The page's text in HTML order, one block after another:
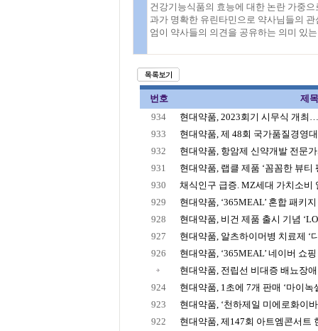
건강기능식품의 효능에 대한 논란 가중
과가 명확한 유린타민으로 약사님들의
엄이 약사들의 의견을 공유하는 의미 있
번호
제목
934
현대약품, 2023회기 시무식 개최
933
현대약품, 제 48회 국가품질경영
932
현대약품, 항암제 신약개발 전문
931
현대약품, 랩클 제품 ‘꼼꼼한 뷰티
930
채식인구 급증. MZ세대 가치소비
929
현대약품, ‘365MEAL’ 혼합 패키
928
현대약품, 비건 제품 출시 기념
927
현대약품, 알츠하이머병 치료제 ‘
926
현대약품, ‘365MEAL’ 네이버 쇼
현대약품, 전립선 비대증 배뇨장애
924
현대약품, 1초에 7개 판매 ‘마이녹
923
현대약품, ‘천하제일 미에로화이
922
현대약품, 제147회 아트엠콘서트